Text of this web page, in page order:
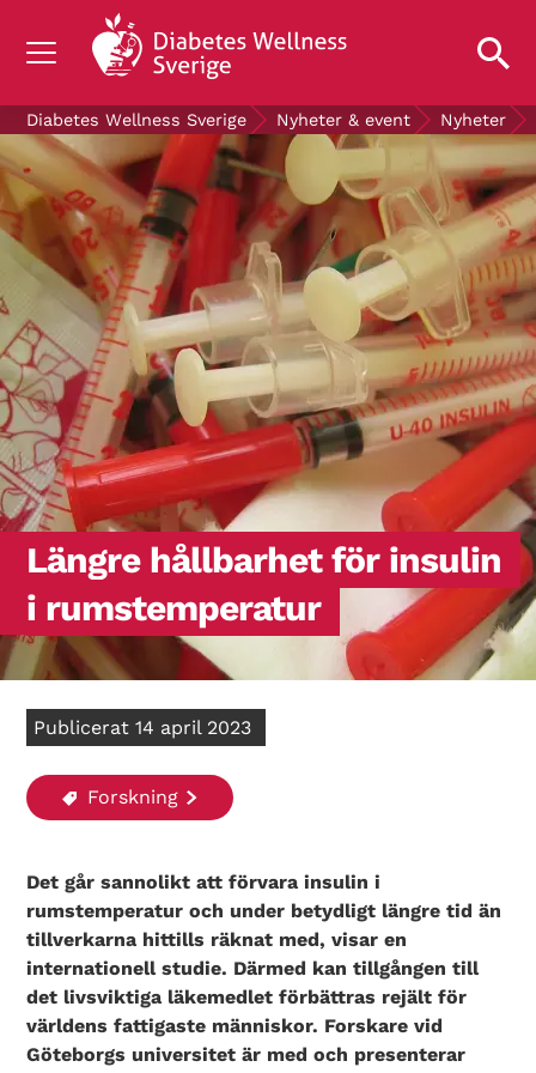
OM DIABETES
STÖD OSS
FORSKNING
NYHETER & EVENT
OM OSS
GRATIS DIABETESPRODUKTER
Blodsockerkollen
Diabetes Wellness Sverige Nyheter & event Nyheter
Längre hållbarhet för insulin
i rumstemperatur
Publicerat 14 april 2023
Forskning
Det går sannolikt att förvara insulin i
rumstemperatur och under betydligt längre tid än
tillverkarna hittills räknat med, visar en
internationell studie. Därmed kan tillgången till
det livsviktiga läkemedlet förbättras rejält för
världens fattigaste människor. Forskare vid
Göteborgs universitet är med och presenterar